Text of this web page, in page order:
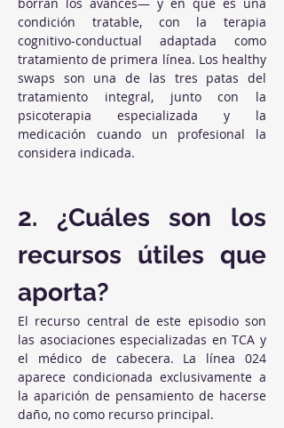
condición tratable, con la terapia
cognitivo-conductual adaptada como
tratamiento de primera línea. Los healthy
swaps son una de las tres patas del
tratamiento integral, junto con la
psicoterapia especializada y la
medicación cuando un profesional la
considera indicada.
2. ¿Cuáles son los
recursos útiles que
aporta?
El recurso central de este episodio son
las asociaciones especializadas en TCA y
el médico de cabecera. La línea 024
aparece condicionada exclusivamente a
la aparición de pensamiento de hacerse
daño, no como recurso principal.